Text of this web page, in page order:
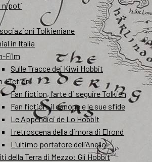
nipoti
Tolkieniane
in Italia
Film
Sulle Tracce dei Kiwi Hobbit
Fiction
Fan fiction, l’arte di seguire Tolkien
Fan fiction, il canone e le sue sfide
Le Appendici de Lo Hobbit
I retroscena della dimora di Elrond
L’ultimo portatore dell’Anello
della Terra di Mezzo: Gli Hobbit